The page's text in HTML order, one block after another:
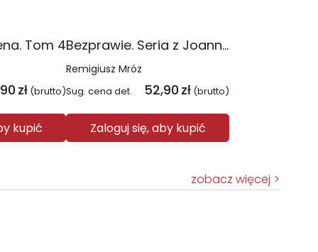
Tom 4
zł (brutto)
kupić
Bezprawie. Seria z Joanną Chyłką. Tom 20
Remigiusz Mróz
Sug. cena det. 52,90 zł (brutto)
Zaloguj się, aby kupić
zobacz więcej